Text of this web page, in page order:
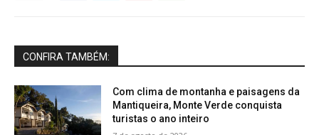
CONFIRA TAMBÉM:
Com clima de montanha e paisagens da
Mantiqueira, Monte Verde conquista
turistas o ano inteiro